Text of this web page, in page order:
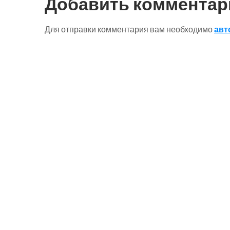
Для отправки комментария вам необходимо